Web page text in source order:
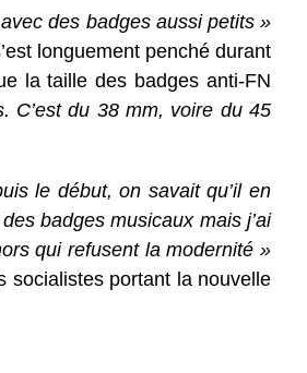
des badges aussi petits »
longuement penché durant
la taille des badges anti-FN
C’est du 38 mm, voire du 45
le début, on savait qu’il en
badges musicaux mais j’ai
qui refusent la modernité »
socialistes portant la nouvelle